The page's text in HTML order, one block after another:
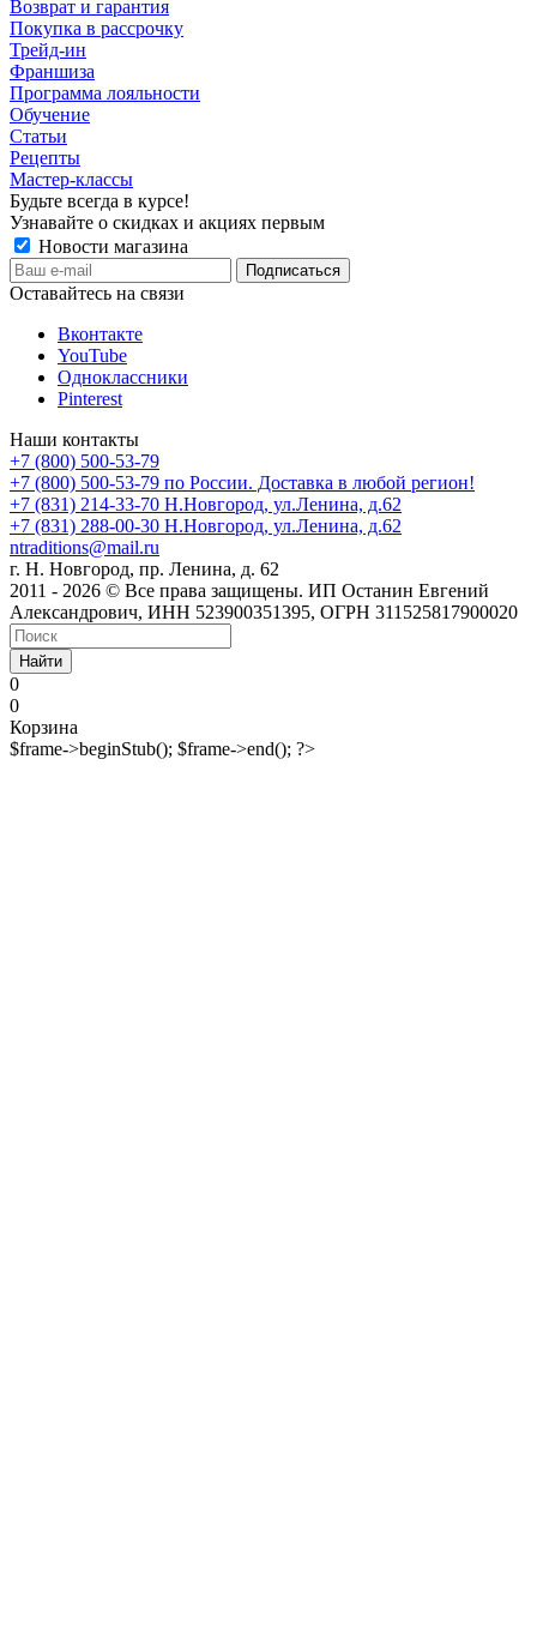
Возврат и гарантия
Покупка в рассрочку
Трейд-ин
Франшиза
Программа лояльности
Обучение
Статьи
Рецепты
Мастер-классы
Будьте всегда в курсе!
Узнавайте о скидках и акциях первым
Новости магазина
Оставайтесь на связи
Вконтакте
YouTube
Одноклассники
Pinterest
Наши контакты
+7 (800) 500-53-79
+7 (800) 500-53-79 по России. Доставка в любой регион!
+7 (831) 214-33-70 Н.Новгород, ул.Ленина, д.62
+7 (831) 288-00-30 Н.Новгород, ул.Ленина, д.62
ntraditions@mail.ru
г. Н. Новгород, пр. Ленина, д. 62
2011 - 2026 © Все права защищены. ИП Останин Евгений
Александрович, ИНН 523900351395, ОГРН 311525817900020
Найти
0
0
Корзина
$frame->beginStub(); $frame->end(); ?>